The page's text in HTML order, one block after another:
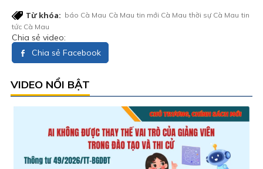
Từ khóa: báo Cà Mau Cà Mau tin mới Cà Mau thời sự Cà Mau tin
tức Cà Mau
Chia sẻ video:
Chia sẻ Facebook
VIDEO NỔI BẬT